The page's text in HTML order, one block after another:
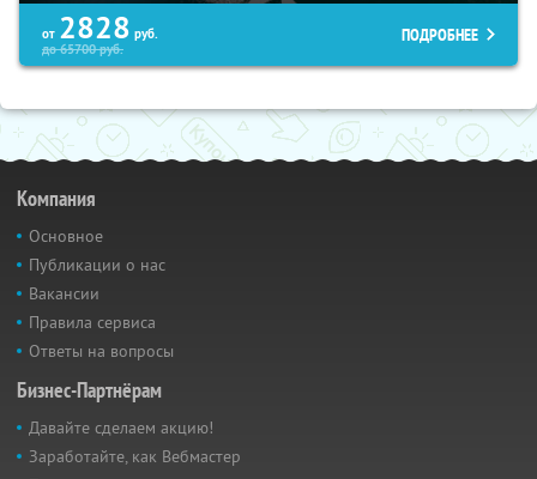
от 2828 руб.
до65700руб.
ПОДРОБНЕЕ
Компания
Основное
Публикации о нас
Вакансии
Правила сервиса
Ответы на вопросы
Бизнес-Партнёрам
Давайте сделаем акцию!
Заработайте, как Вебмастер